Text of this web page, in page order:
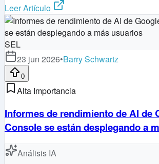
Leer Artículo
SEL
23 jun 2026•Barry Schwartz
0
Alta Importancia
Informes de rendimiento de AI de
Console se están desplegando a
Análisis IA